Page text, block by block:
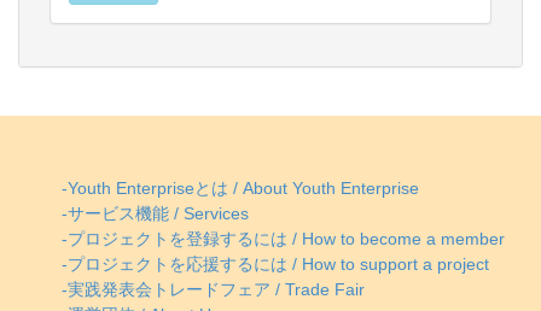
-Youth Enterpriseとは / About Youth Enterprise
-サービス機能 / Services
-プロジェクトを登録するには / How to become a member
-プロジェクトを応援するには / How to support a project
-実践発表会トレードフェア / Trade Fair